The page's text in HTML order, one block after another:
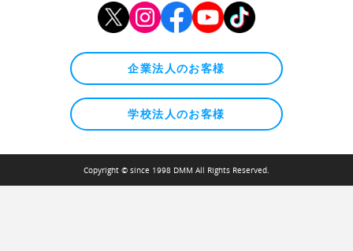
企業法人のお客様
学校法人のお客様
Copyright © since 1998 DMM All Rights Reserved.